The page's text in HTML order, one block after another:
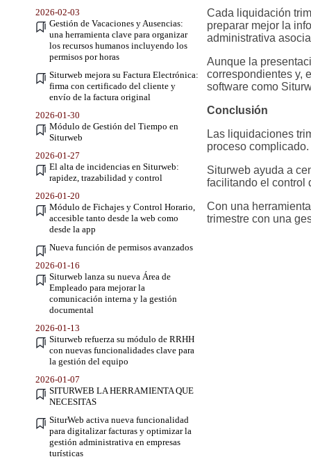
2026-02-03
Gestión de Vacaciones y Ausencias:
una herramienta clave para organizar
los recursos humanos incluyendo los
permisos por horas
Siturweb mejora su Factura Electrónica:
firma con certificado del cliente y
envío de la factura original
2026-01-30
Módulo de Gestión del Tiempo en
Siturweb
2026-01-27
El alta de incidencias en Siturweb:
rapidez, trazabilidad y control
2026-01-20
Módulo de Fichajes y Control Horario,
accesible tanto desde la web como
desde la app
Nueva función de permisos avanzados
2026-01-16
Siturweb lanza su nueva Área de
Empleado para mejorar la
comunicación interna y la gestión
documental
2026-01-13
Siturweb refuerza su módulo de RRHH
con nuevas funcionalidades clave para
la gestión del equipo
2026-01-07
SITURWEB LA HERRAMIENTA QUE
NECESITAS
SiturWeb activa nueva funcionalidad
para digitalizar facturas y optimizar la
gestión administrativa en empresas
turísticas
Cada liquidación
preparar mejor la
administrativa
Aunque la
correspondientes y,
software como
Conclusión
Las liquidaciones
proceso
Siturweb ayuda a
facilitando el control
Con una
trimestre con una